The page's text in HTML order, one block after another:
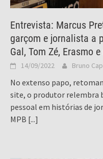
Entrevista: Marcus
garçom e jornalista a
Gal, Tom Zé, Erasmo
14/09/2022 Bruno
No extenso papo,
site, o produtor relembra
pessoal em histórias de
MPB [...]